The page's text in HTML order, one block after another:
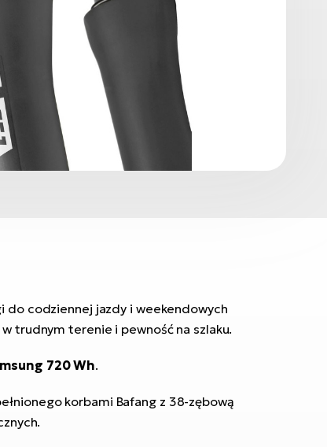
do codziennej jazdy i weekendowych
trudnym terenie i pewność na szlaku.
720 Wh.
korbami Bafang z 38-zębową